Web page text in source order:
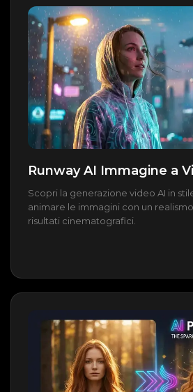
Runway AI Immagine a
Scopri la generazione video AI in
animare le immagini con un
risultati cinematografici.